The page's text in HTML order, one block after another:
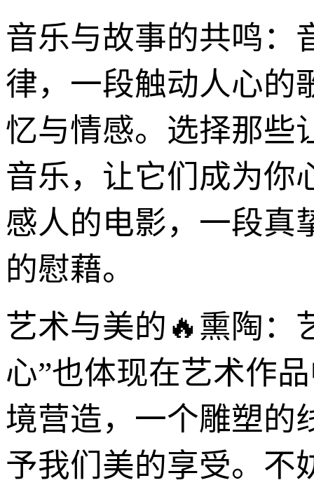
音乐与故事的共鸣：
律，一段触动人心的
忆与情感。选择那些
音乐，让它们成为你
感人的电影，一段真
的慰藉。
艺术与美的🔥熏陶：
心”也体现在艺术作
境营造，一个雕塑的
予我们美的享受。不